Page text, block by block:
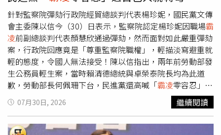
告」。男老師告訴校方調查小組，他印象中男學生都要喝飲
料、女學生有幾個不喝，他想到可能有學生沒登記名單之後
還是想喝，所以多買一點。男老師強調，從沒說過不想請那
位女學生。台北高等行政法院依據調查小組的報告，認定男
老師並未私下指定誰不能被請客，他調查學生喝飲料意願
時，不只沒限制登記對象反而多買，以免有學生沒登記又臨
時想喝，這跟刻意排除特定學生的行為顯不相符。合議庭指
出，即使飲料意願調查單已經找不到或者沒列為調查證據，
仍可藉由多位證人一致陳述，還原當時公開調查的情形；女
學生家長控訴男老師要求同學排擠她、刻意不請她喝飲料，
並無其他客觀證據足以證明。法官查出，案發當天總共4名
針對監察院彈劾行政院經貿總談判代表楊珍妮，國民黨文傳
會主委陳以信今（30）日表示，監察院認定楊珍妮因職場霸
凌前副總談判代表顏慧欣通過彈劾，然而面對如此嚴重彈劾
案，行政院回應竟是「尊重監察院職權」，輕描淡寫避重就
輕的態度，令國人無法接受！陳以信指出，兩年前勞動部發
生公務員輕生案，當時賴清德總統與卓榮泰院長均為此道
歉，勞動部長何佩珊下台，民進黨還高喊「霸凌零容忍」，
推動修法制度改革。但如今顏慧欣案爆發，楊珍妮遭監察院
彈劾，結果賴總統至今不發一語，卓院長只說尊重程序，整
件事沒有人道歉、沒有人下台！陳以信質疑，這是哪門子的
「霸凌零容忍」？陳以信表示，楊珍妮是行政院政務委員，
07月30日, 2026 繼續閱讀